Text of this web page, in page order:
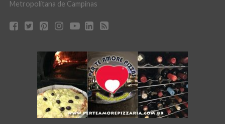
Metropolitana de Campinas